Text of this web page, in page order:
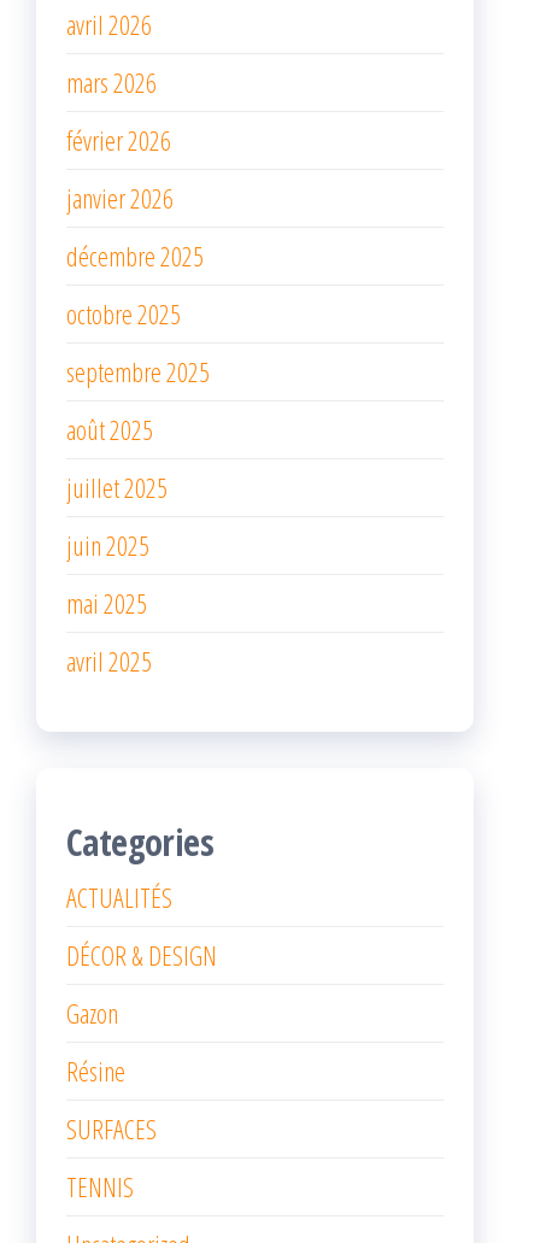
avril 2026
mars 2026
février 2026
janvier 2026
décembre 2025
octobre 2025
septembre 2025
août 2025
juillet 2025
juin 2025
mai 2025
avril 2025
Categories
ACTUALITÉS
DÉCOR & DESIGN
Gazon
Résine
SURFACES
TENNIS